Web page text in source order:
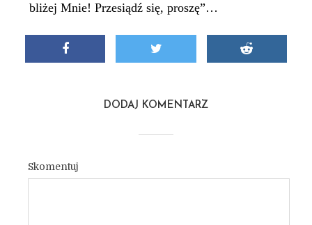
bliżej Mnie! Przesiądź się, proszę”…
DODAJ KOMENTARZ
Skomentuj